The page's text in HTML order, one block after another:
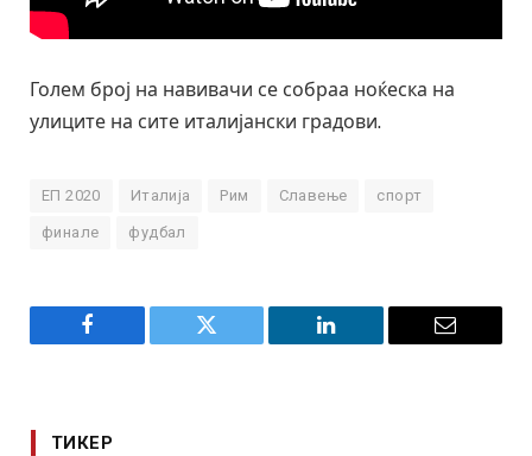
Голем број на навивачи се собраа ноќеска на
улиците на сите италијански градови.
ЕП 2020 Италија Рим Славење спорт
финале фудбал
Facebook Twitter LinkedIn Email
ТИКЕР